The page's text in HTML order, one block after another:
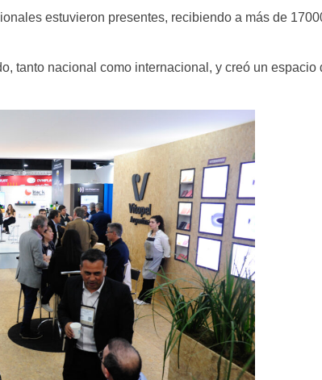
estuvieron presentes, recibiendo a más de
tanto nacional como internacional, y creó un